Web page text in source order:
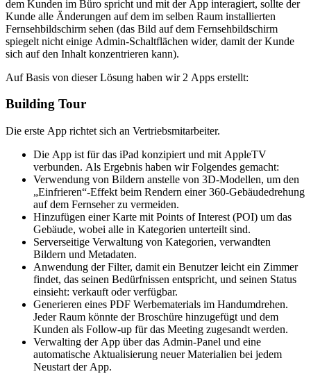
dem Kunden im Büro spricht und mit der App interagiert, sollte der
Kunde alle Änderungen auf dem im selben Raum installierten
Fernsehbildschirm sehen (das Bild auf dem Fernsehbildschirm
spiegelt nicht einige Admin-Schaltflächen wider, damit der Kunde
sich auf den Inhalt konzentrieren kann).
Auf Basis von dieser Lösung haben wir 2 Apps erstellt:
Building Tour
Die erste App richtet sich an Vertriebsmitarbeiter.
Die App ist für das iPad konzipiert und mit AppleTV
verbunden. Als Ergebnis haben wir Folgendes gemacht:
Verwendung von Bildern anstelle von 3D-Modellen, um den
„Einfrieren“-Effekt beim Rendern einer 360-Gebäudedrehung
auf dem Fernseher zu vermeiden.
Hinzufügen einer Karte mit Points of Interest (POI) um das
Gebäude, wobei alle in Kategorien unterteilt sind.
Serverseitige Verwaltung von Kategorien, verwandten
Bildern und Metadaten.
Anwendung der Filter, damit ein Benutzer leicht ein Zimmer
findet, das seinen Bedürfnissen entspricht, und seinen Status
einsieht: verkauft oder verfügbar.
Generieren eines PDF Werbematerials im Handumdrehen.
Jeder Raum könnte der Broschüre hinzugefügt und dem
Kunden als Follow-up für das Meeting zugesandt werden.
Verwalting der App über das Admin-Panel und eine
automatische Aktualisierung neuer Materialien bei jedem
Neustart der App.